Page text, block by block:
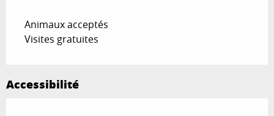
Animaux acceptés
Visites gratuites
Accessibilité